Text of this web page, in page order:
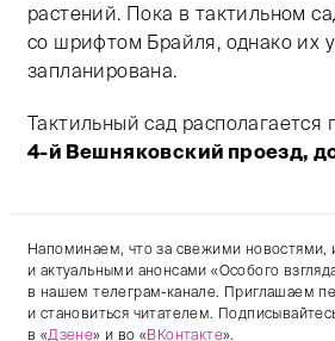
растений. Пока в тактильном
со шрифтом Брайля, однако их
запланирована.
Тактильный сад располагается
4-й Вешняковский проезд,
Напоминаем, что за свежими новостями,
и актуальными анонсами «Особого
в нашем телеграм-канале. Приглашаем
и становиться читателем.
в «Дзене» и во «ВКонтакте».